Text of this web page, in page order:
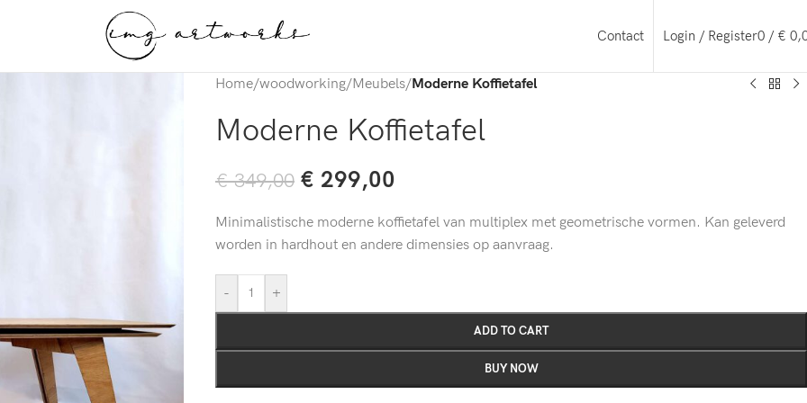
Contact Login / Register0 / €
Home/woodworking/Meubels/Moderne Koffietafel
Moderne Koffietafel
€349,00 € 299,00
Minimalistische moderne koffietafel van multiplex met geometrische vormen. Kan geleverd
worden in hardhout en andere dimensies op aanvraag.
- +
ADD TO CART
BUY NOW